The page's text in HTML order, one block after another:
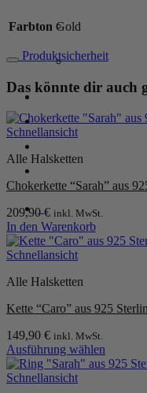
Anmelden /
0
Menge
Farbton Gold
Produktsicherheit
Das könnte dir auch
Schnellansicht
Alle Halsketten
Chokerkette “Sarah” aus
209,90€ inkl. MwSt.
In den Warenkorb
Schnellansicht
Alle Halsketten
Kette “Caro” aus 925
149,90 € inkl. MwSt.
Ausführung wählen
Dieses
Produkt
Schnellansicht